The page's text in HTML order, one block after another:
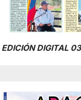
EDICIÓN DIGITAL